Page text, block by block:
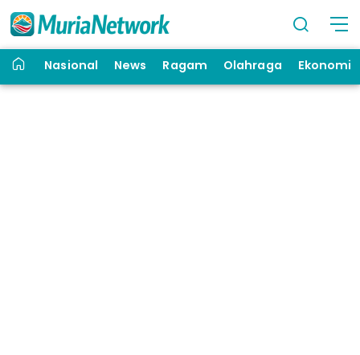
Nasional News Ragam Olahraga Ekonomi